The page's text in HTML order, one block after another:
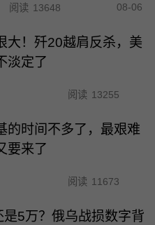
阅读 13648 08-06
大！歼20越肩反杀，美
淡定了
阅读 13255
的时间不多了，最艰难
要来了
阅读 11673
是5万？俄乌战损数字背